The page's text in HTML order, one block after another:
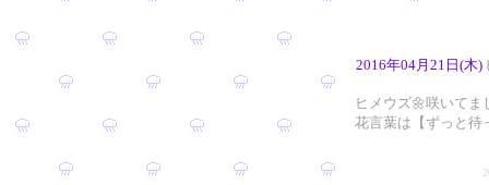
2016年04月21日(木)
ヒメウズ🌼咲いてま
花言葉は【ずっと待